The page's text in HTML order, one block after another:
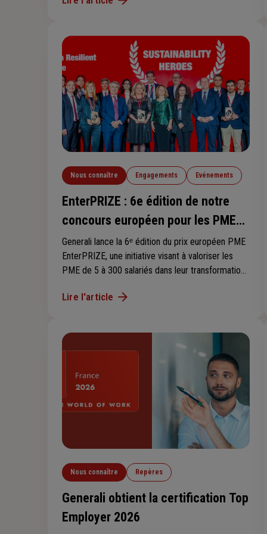
Nous connaître Engagements Evénements
EnterPRIZE : 6e édition de notre
concours européen pour les PME
durables
Generali lance la 6ᵉ édition du prix européen PME
EnterPRIZE, une initiative visant à valoriser les
PME de 5 à 300 salariés dans leur transformation
Plus de 25 000 PME et TPE ont déjà été
Lire l'article
Nous connaître Repères
Generali obtient la certification Top
Employer 2026